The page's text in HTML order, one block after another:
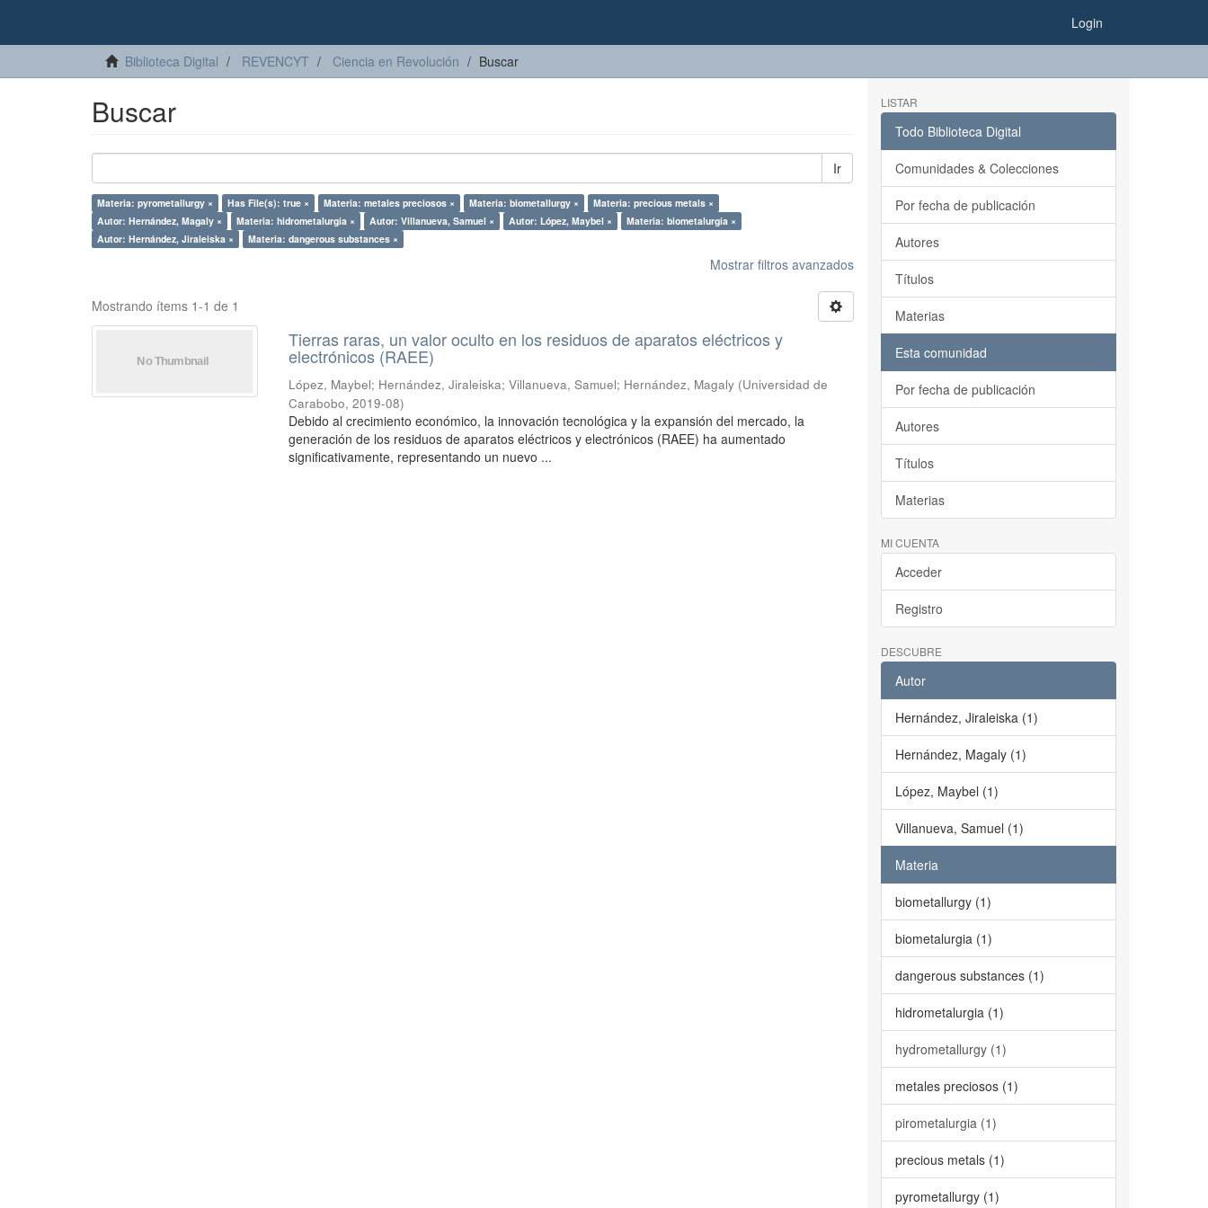
Login
Biblioteca Digital REVENCYT Ciencia en Revolución Buscar
Buscar
Ir
Materia: pyrometallurgy × Has File(s): true × Materia: metales preciosos × Materia: biometallurgy ×
Materia: precious metals ×
Autor: Hernández, Magaly ×
Materia: hidrometalurgia × Autor: Villanueva, Samuel × Autor: López, Maybel ×
Materia: biometalurgia ×
Autor: Hernández, Jiraleiska ×
Materia: dangerous substances ×
Mostrar filtros avanzados
Mostrando ítems 1-1 de 1
Tierras raras, un valor oculto en los residuos de aparatos eléctricos y
electrónicos (RAEE)
López, Maybel; Hernández, Jiraleiska;Villanueva, Samuel; Hernández, Magaly (Universidad de
Carabobo,2019-08)
Debido al crecimiento económico, la innovación tecnológica y la expansión del mercado, la
generación de los residuos de aparatos eléctricos y electrónicos (RAEE) ha aumentado
significativamente, representando un nuevo ...
LISTAR
Todo Biblioteca Digital
Comunidades & Colecciones
Por fecha de publicación
Autores
Títulos
Materias
Esta comunidad
Por fecha de publicación
Autores
Títulos
Materias
MI CUENTA
Acceder
Registro
DESCUBRE
Autor
Hernández, Jiraleiska (1)
Hernández, Magaly (1)
López, Maybel (1)
Villanueva, Samuel (1)
Materia
biometallurgy (1)
biometalurgia (1)
dangerous substances (1)
hidrometalurgia (1)
hydrometallurgy (1)
metales preciosos (1)
pirometalurgia (1)
precious metals (1)
pyrometallurgy (1)